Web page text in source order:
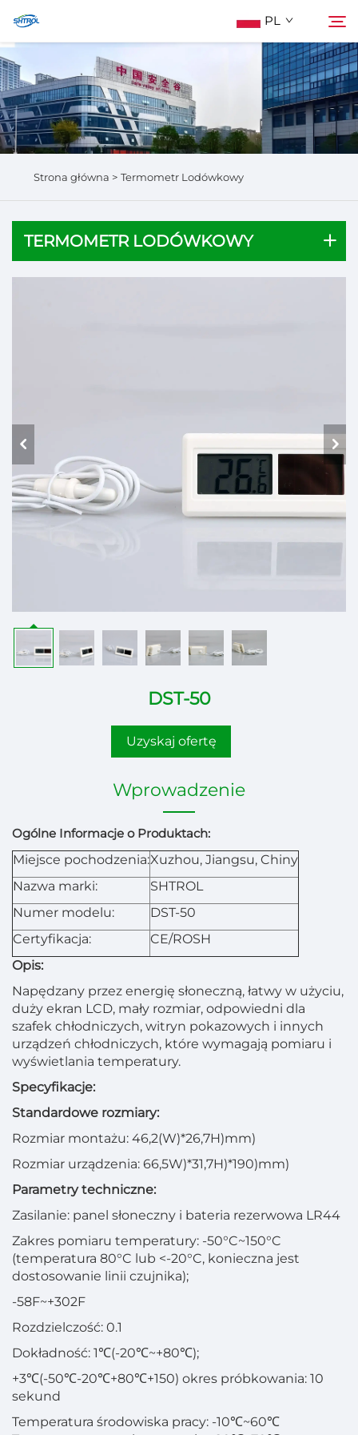
PL
O Nas
Produkty
Szukaj
Strona główna > Termometr Lodówkowy
TERMOMETR LODÓWKOWY
DST-50
Uzyskaj ofertę
Wprowadzenie
Ogólne Informacje o Produktach:
Miejsce pochodzenia:Xuzhou, Jiangsu, Chiny
Nazwa marki:
SHTROL
Numer modelu:
DST-50
Certyfikacja:
CE/ROSH
Opis:
Napędzany przez energię słoneczną, łatwy w użyciu,
duży ekran LCD, mały rozmiar, odpowiedni dla
szafek chłodniczych, witryn pokazowych i innych
urządzeń chłodniczych, które wymagają pomiaru i
wyświetlania temperatury.
Specyfikacje:
Standardowe rozmiary:
Rozmiar montażu: 46,2(W)*26,7H)mm)
Rozmiar urządzenia: 66,5W)*31,7H)*190)mm)
Parametry techniczne:
Zasilanie: panel słoneczny i bateria rezerwowa LR44
Zakres pomiaru temperatury: -50°C~150°C
(temperatura 80°C lub <-20°C, konieczna jest
dostosowanie linii czujnika);
-58F~+302F
Rozdzielczość: 0.1
Dokładność: 1℃(-20℃~+80℃);
+3℃(-50℃-20℃+80℃+150) okres próbkowania: 10
sekund
Temperatura środowiska pracy: -10℃~60℃